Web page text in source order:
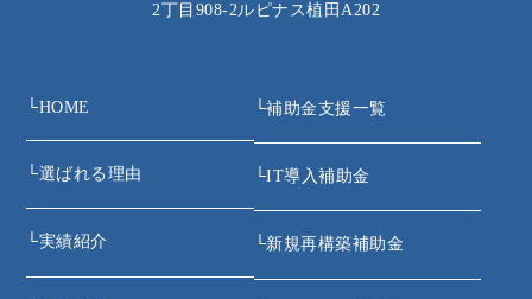
2丁目908‐2ルピナス植田A202
└HOME
└選ばれる理由
└実績紹介
└補助金支援一覧
└IT導入補助金
└新規再構築補助金